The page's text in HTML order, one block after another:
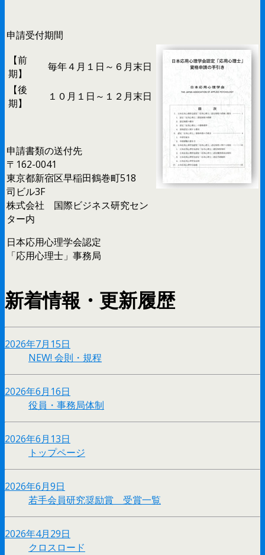
申請受付期間
【前
期】
毎年４月１日～６月末日
【後
期】
１０月１日～１２月末日
申請書類の送付先
〒162-0041
東京都新宿区早稲田鶴巻町518
司ビル3F
株式会社 国際ビジネス研究セン
ター内
日本応用心理学会認定
「応用心理士」事務局
新着情報・更新履歴
2026年7月15日
NEW! 会則・規程
2026年6月16日
役員・事務局体制
2026年6月13日
トップページ
2026年6月9日
若手会員研究奨励賞 受賞一覧
2026年4月29日
クロスロード